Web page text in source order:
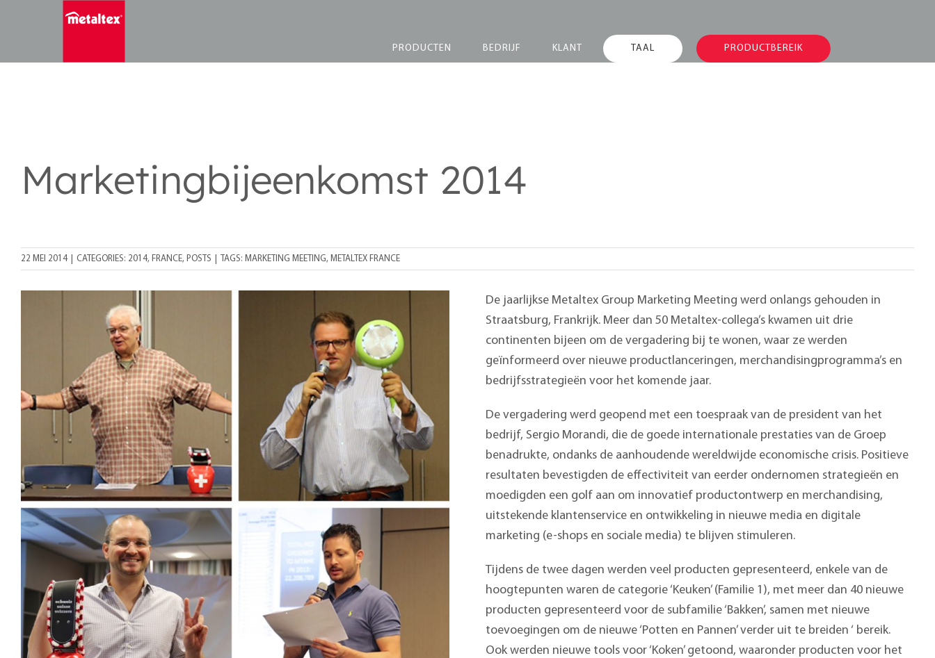
PRODUCTEN BEDRIJF KLANT TAAL PRODUCTBEREIK
Marketingbijeenkomst 2014
22 MEI 2014 CATEGORIES: 2014, FRANCE, POSTS TAGS: MARKETING MEETING, METALTEX FRANCE
De jaarlijkse Metaltex Group Marketing Meeting werd onlangs gehouden in
Straatsburg, Frankrijk. Meer dan 50 Metaltex-collega’s kwamen uit drie
continenten bijeen om de vergadering bij te wonen, waar ze werden
geïnformeerd over nieuwe productlanceringen, merchandisingprogramma’s en
bedrijfsstrategieën voor het komende jaar.
De vergadering werd geopend met een toespraak van de president van het
bedrijf, Sergio Morandi, die de goede internationale prestaties van de Groep
benadrukte, ondanks de aanhoudende wereldwijde economische crisis. Positieve
resultaten bevestigden de effectiviteit van eerder ondernomen strategieën en
moedigden een golf aan om innovatief productontwerp en merchandising,
uitstekende klantenservice en ontwikkeling in nieuwe media en digitale
marketing (e-shops en sociale media) te blijven stimuleren.
Tijdens de twee dagen werden veel producten gepresenteerd, enkele van de
hoogtepunten waren de categorie ‘Keuken’ (Familie 1), met meer dan 40 nieuwe
producten gepresenteerd voor de subfamilie ‘Bakken’, samen met nieuwe
toevoegingen om de nieuwe ‘Potten en Pannen’ verder uit te breiden ‘ bereik.
Ook werden nieuwe tools voor ‘Koken’ getoond, waaronder producten voor het